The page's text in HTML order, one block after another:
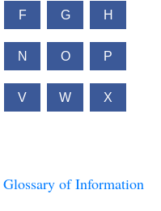
F G H
N O P
V W X
Glossary of Information